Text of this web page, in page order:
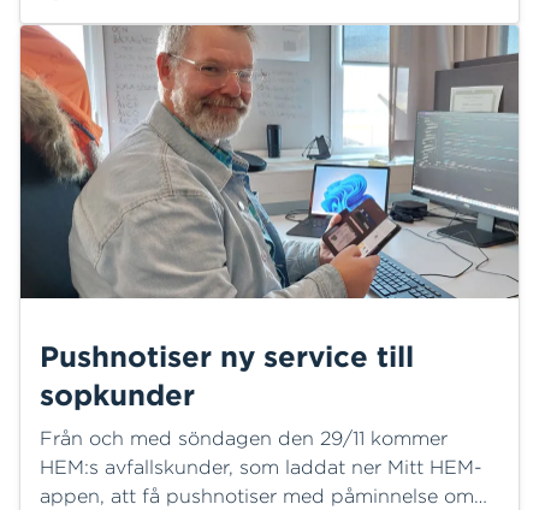
Pushnotiser ny service till
sopkunder
Från och med söndagen den 29/11 kommer
HEM:s avfallskunder, som laddat ner Mitt HEM-
appen, att få pushnotiser med påminnelse om